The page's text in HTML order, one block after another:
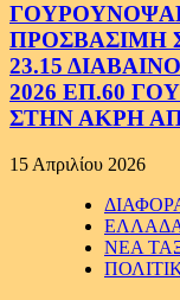
ΠΡΟΣΒΑΣΙΜΗ
23.15
2026 ΕΠ.60
ΣΤΗΝ ΑΚΡΗ
15 Απριλίου 2026
ΝΕΑ